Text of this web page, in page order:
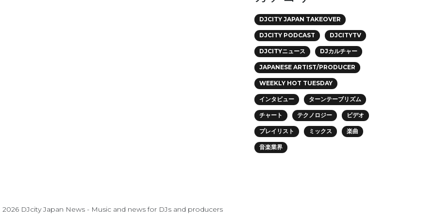
DJCITY JAPAN TAKEOVER
DJCITY PODCAST DJCITYTV
DJCITYニュース DJカルチャー
JAPANESE ARTIST/PRODUCER
WEEKLY HOT TUESDAY
インタビュー ターンテーブリズム
チャート テクノロジー ビデオ
プレイリスト ミックス 楽曲
音楽業界
DJcity Japan News - Music and news for DJs and producers